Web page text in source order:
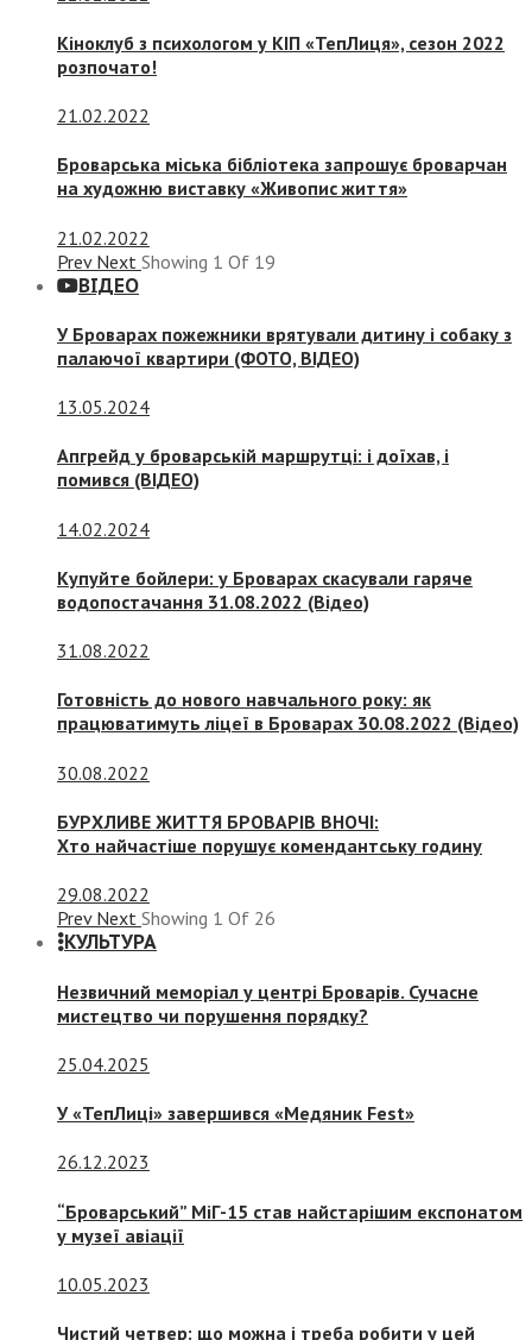
Кіноклуб з психологом у КІП «ТепЛиця», сезон 2022
розпочато!
21.02.2022
Броварська міська бібліотека запрошує броварчан
на художню виставку «Живопис життя»
21.02.2022
Prev Next Showing 1 Of 19
ВІДЕО
У Броварах пожежники врятували дитину і собаку з
палаючої квартири (ФОТО, ВІДЕО)
13.05.2024
Апгрейд у броварській маршрутці: і доїхав, і
помився (ВІДЕО)
14.02.2024
Купуйте бойлери: у Броварах скасували гаряче
водопостачання 31.08.2022 (Відео)
31.08.2022
Готовність до нового навчального року: як
працюватимуть ліцеї в Броварах 30.08.2022 (Відео)
30.08.2022
БУРХЛИВЕ ЖИТТЯ БРОВАРІВ ВНОЧІ:
Хто найчастіше порушує комендантську годину
29.08.2022
Prev Next Showing 1 Of 26
КУЛЬТУРА
Незвичний меморіал у центрі Броварів. Сучасне
мистецтво чи порушення порядку?
25.04.2025
У «ТепЛиці» завершився «Медяник Fest»
26.12.2023
“Броварський” МіГ-15 став найстарішим експонатом
у музеї авіації
10.05.2023
Чистий четвер: що можна і треба робити у цей